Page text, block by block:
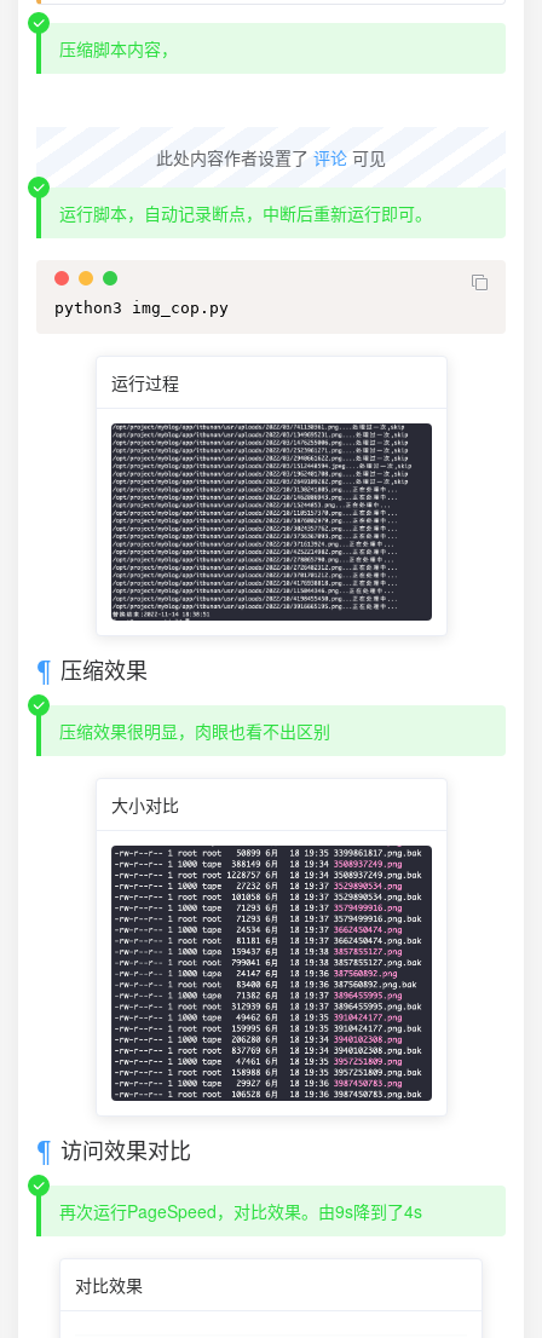
压缩脚本内容，
此处内容作者设置了 评论 可见
运行脚本，自动记录断点，中断后重新运行即可。
python3 img_cop.py
运行过程
压缩效果
压缩效果很明显，肉眼也看不出区别
大小对比
访问效果对比
再次运行PageSpeed，对比效果。由9s降到了4s
对比效果